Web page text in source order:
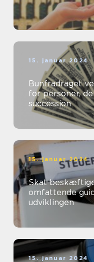
15. januar 2024
Bunfradraget
for personer,
succession
15. januar 2024
Skat
omfattende
udviklingen
15. januar 2024